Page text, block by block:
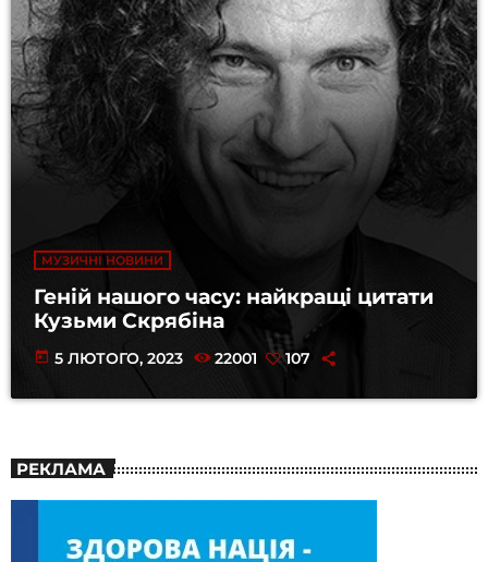
МУЗИЧНІ НОВИНИ
Геній нашого часу: найкращі цитати
Кузьми Скрябіна
today 5 ЛЮТОГО, 2023 22001 107
РЕКЛАМА